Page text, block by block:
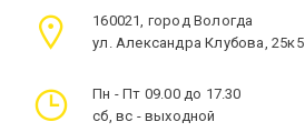
160021, город Вологда
ул. Александра Клубова, 25к5
Пн - Пт 09.00 до 17.30
сб, вс - выходной